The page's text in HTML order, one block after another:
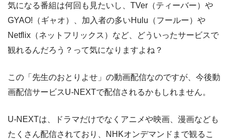
気になる番組は何回も見たいし、TVer（ティーバー）や
GYAO!（ギャオ）、加入者の多いHulu（フールー）や
Netflix（ネットフリックス）など、どういったサービスで
観れるんだろう？って気になりますよね？
この「先生のおとりよせ」の動画配信なのですが、今後動
画配信サービスU-NEXTで配信されるかもしれません。
U-NEXTは、ドラマだけでなくアニメや映画、漫画なども
たくさん配信されており、NHKオンデマンドまで観るこ